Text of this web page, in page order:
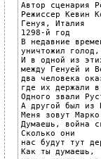
Автор сценария
Режиссер Кевин
Генуя, Италия
1298-й год
В недавние
уничтожил
И в одной из
между Генуей и
два человека
где их держали
Одного звали
А другой был из
Меня зовут
Думаешь, война
Сколько они
нас будут тут
Как ты думаешь,